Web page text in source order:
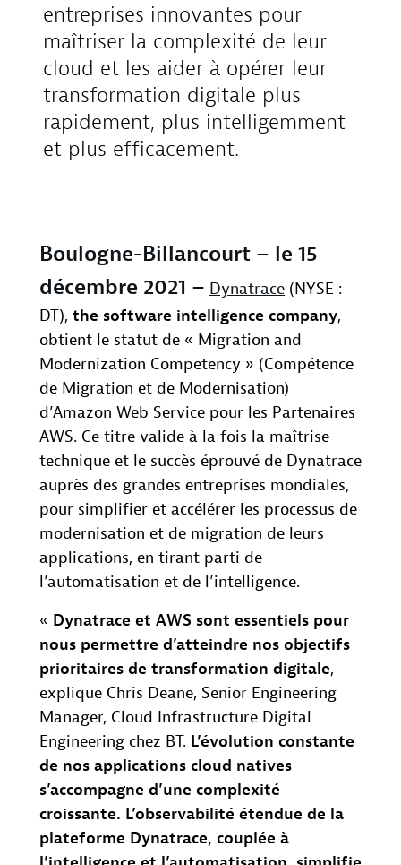
entreprises innovantes pour
maîtriser la complexité de leur
cloud et les aider à opérer leur
transformation digitale plus
rapidement, plus intelligemment
et plus efficacement.
Boulogne-Billancourt – le 15
décembre 2021 – Dynatrace (NYSE :
DT), the software intelligence company,
obtient le statut de « Migration and
Modernization Competency » (Compétence
de Migration et de Modernisation)
d’Amazon Web Service pour les Partenaires
AWS. Ce titre valide à la fois la maîtrise
technique et le succès éprouvé de Dynatrace
auprès des grandes entreprises mondiales,
pour simplifier et accélérer les processus de
modernisation et de migration de leurs
applications, en tirant parti de
l’automatisation et de l’intelligence.
« Dynatrace et AWS sont essentiels pour
nous permettre d’atteindre nos objectifs
prioritaires de transformation digitale,
explique Chris Deane, Senior Engineering
Manager, Cloud Infrastructure Digital
Engineering chez BT. L’évolution constante
de nos applications cloud natives
s’accompagne d’une complexité
croissante. L’observabilité étendue de la
plateforme Dynatrace, couplée à